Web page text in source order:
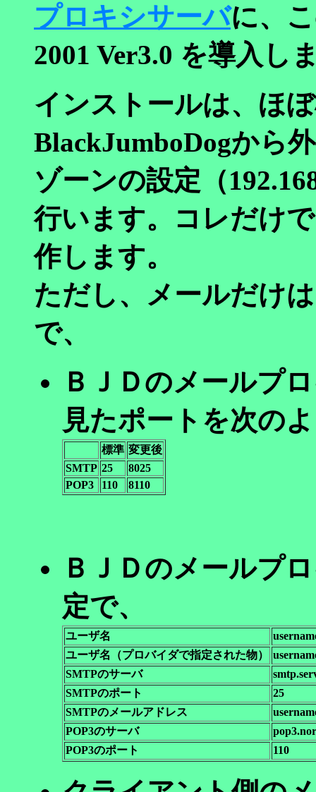
プロキシサーバに、
2001 Ver3.0 を導入し
インストールは、ほ
BlackJumboDogから
ゾーンの設定（
行います。コレだけ
作します。
ただし、メールだけ
で、
ＢＪＤのメールプ
見たポートを次の
標準 変更後
SMTP 25
8025
POP3
110 8110
ＢＪＤのメールプ
定で、
ユーザ名
ユーザ名（プロバイダで指定された物）
SMTPのサーバ
SMTPのポート
25
SMTPのメールアドレス
POP3のサーバ
POP3のポート
110